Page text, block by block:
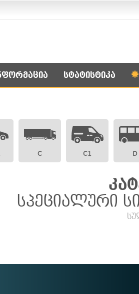
სტატისტიკა
C C1 D
სპეციალური